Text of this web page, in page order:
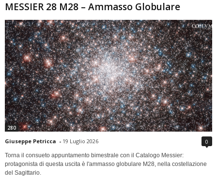
MESSIER 28 M28 – Ammasso Globulare
280
Giuseppe Petricca - 19 Luglio 2026 0
Torna il consueto appuntamento bimestrale con il Catalogo Messier:
protagonista di questa uscita è l'ammasso globulare M28, nella costellazione
del Sagittario.